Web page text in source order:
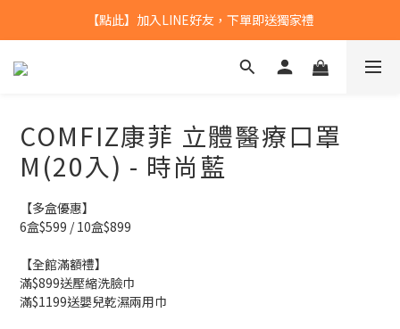
【點此】加入LINE好友，下單即送獨家禮
【點此】加入LINE好友，下單即送獨家禮
全館滿$799，本島免運
COMFIZ康菲 立體醫療口罩
M(20入) - 時尚藍
【多盒優惠】
6盒$599 / 10盒$899
【全館滿額禮】
滿$899送壓縮洗臉巾
滿$1199送嬰兒乾濕兩用巾